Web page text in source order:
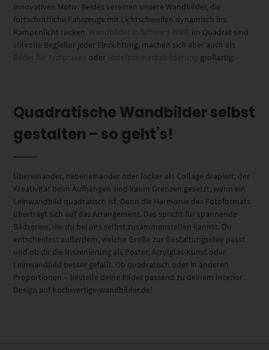
innovativen Motiv. Beides vereinen unsere Wandbilder, die
fortschrittliche Fahrzeuge mit Lichtschweifen dynamisch ins
Rampenlicht rücken. Wandbilder in Schwarz-Weiß im Quadrat sind
stilvolle Begleiter jeder Einrichtung, machen sich aber auch als
Bilder für Arztpraxen oder Hotelzimmerbebilderung großartig.
Quadratische Wandbilder selbst
gestalten – so geht’s!
Übereinander, nebeneinander oder locker als Collage drapiert: der
Kreativität beim Aufhängen sind kaum Grenzen gesetzt, wenn ein
Leinwandbild quadratisch ist. Denn die Harmonie des Fotoformats
überträgt sich auf das Arrangement. Das spricht für spannende
Bildserien, die du bei uns selbst zusammenstellen kannst. Du
entscheidest außerdem, welche Größe zur Gestaltungsidee passt
und ob dir die Inszenierung als Poster, Acrylglas-Kunst oder
Leinwandbild besser gefällt. Ob quadratisch oder in anderen
Proportionen – bestelle deine Bilder passend zu deinem Interior
Design auf hochwertige-wandbilder.de!